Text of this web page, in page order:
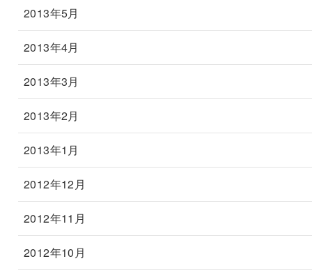
2013年5月
2013年4月
2013年3月
2013年2月
2013年1月
2012年12月
2012年11月
2012年10月